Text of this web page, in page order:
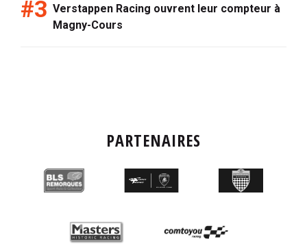
Verstappen Racing ouvrent leur compteur à
Magny-Cours
PARTENAIRES